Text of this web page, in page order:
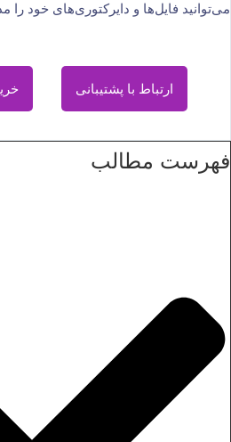
می‌توانید فایل‌ها و دایرکتوری‌های خود را
ارتباط با پشتیبانی
فهرست مطالب